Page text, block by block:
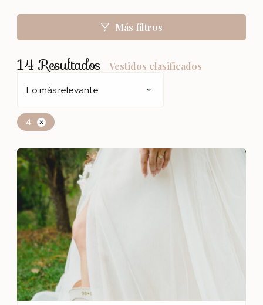
Más filtros
14Resultados
Vestidos clasificados
Lo más relevante
4